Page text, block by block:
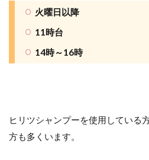
火曜日以降
11時台
14時～16時
ヒリツシャンプーを使用している
方も多くいます。